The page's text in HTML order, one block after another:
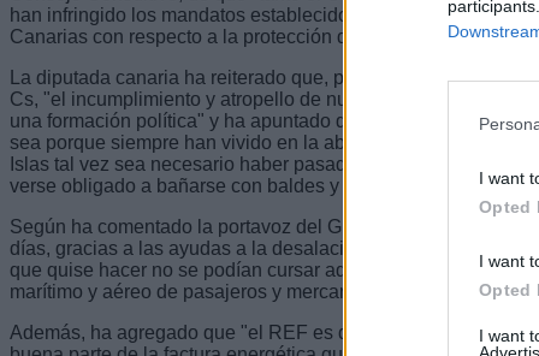
I want
Opted
I want
Opted
I want
han infringido los mandatos establecidos por la Constitución
Canarias con respecto a la protección del REF".
La diputada canaria ha reiterado que, pese a los expresado
Cs, "el incumplimiento y atropello de nuestro REF es motivo
una formación política" y ha apuntado que quienes lo
sea porque siempre han vivido en la abundancia, pues "para
Islas tal vez sea necesario haber pasado algunas carencias",
verse obligado a bañarse con baldes y palanganas.
Según ha comentado la portavoz del Grupo Mixto, para ella
días, gracias a las ayudas a la desalación, y poder viajar a la
que quise hacer no se podían cursar aquí", gracias a las
marítimo y aéreo de pasajeros y mercancías.
Además, ha agregado que "el REF es que el resto de